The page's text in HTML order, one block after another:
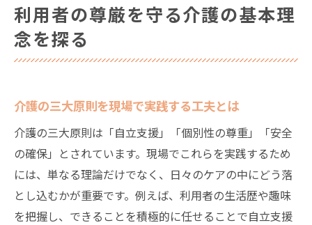
利用者の尊厳を守る介護の基本理
念を探る
介護の三大原則を現場で実践する工夫とは
介護の三大原則は「自立支援」「個別性の尊重」「安全
の確保」とされています。現場でこれらを実践するため
には、単なる理論だけでなく、日々のケアの中にどう落
とし込むかが重要です。例えば、利用者の生活歴や趣味
を把握し、できることを積極的に任せることで自立支援